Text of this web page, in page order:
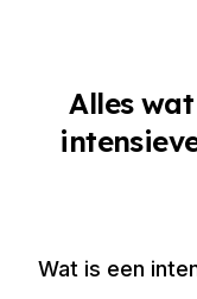
Alles
Wat is een